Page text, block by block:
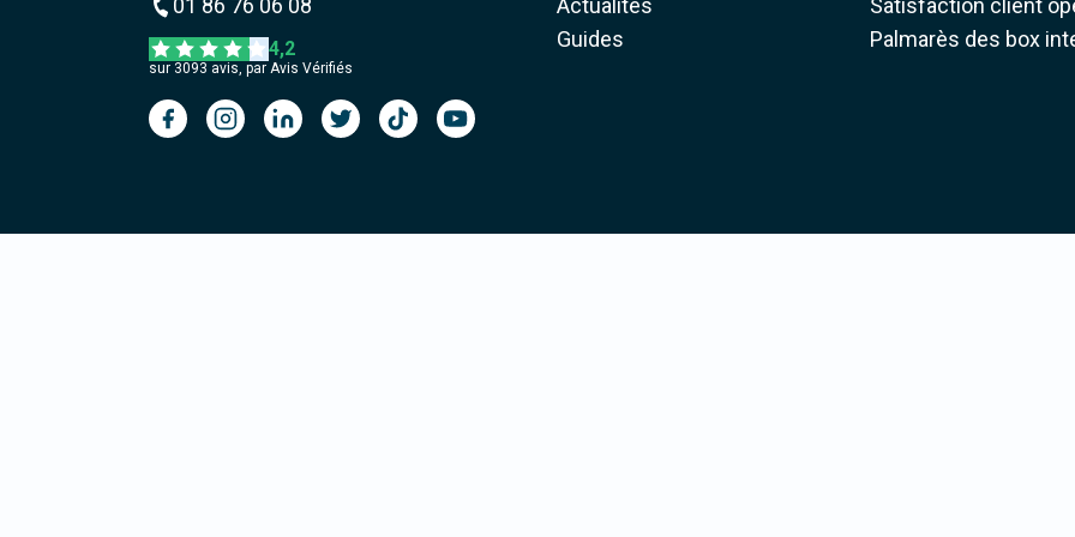
01 86 76 06 08
4,2
sur 3093 avis, par Avis Vérifiés
Actualités
Guides
Satisfaction client
Palmarès des box